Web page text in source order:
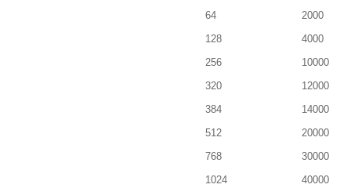
64
2000
128
4000
256
10000
320
12000
384
14000
512
20000
768
30000
1024
40000